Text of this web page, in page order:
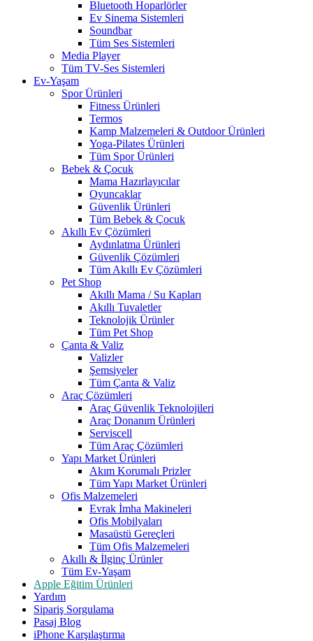
Bluetooth Hoparlörler
Ev Sinema Sistemleri
Soundbar
Tüm Ses Sistemleri
Media Player
Tüm TV-Ses Sistemleri
Ev-Yaşam
Spor Ürünleri
Fitness Ürünleri
Termos
Kamp Malzemeleri & Outdoor Ürünleri
Yoga-Pilates Ürünleri
Tüm Spor Ürünleri
Bebek & Çocuk
Mama Hazırlayıcılar
Oyuncaklar
Güvenlik Ürünleri
Tüm Bebek & Çocuk
Akıllı Ev Çözümleri
Aydınlatma Ürünleri
Güvenlik Çözümleri
Tüm Akıllı Ev Çözümleri
Pet Shop
Akıllı Mama / Su Kapları
Akıllı Tuvaletler
Teknolojik Ürünler
Tüm Pet Shop
Çanta & Valiz
Valizler
Şemsiyeler
Tüm Çanta & Valiz
Araç Çözümleri
Araç Güvenlik Teknolojileri
Araç Donanım Ürünleri
Serviscell
Tüm Araç Çözümleri
Yapı Market Ürünleri
Akım Korumalı Prizler
Tüm Yapı Market Ürünleri
Ofis Malzemeleri
Evrak İmha Makineleri
Ofis Mobilyaları
Masaüstü Gereçleri
Tüm Ofis Malzemeleri
Akıllı & İlginç Ürünler
Tüm Ev-Yaşam
Apple Eğitim Ürünleri
Yardım
Sipariş Sorgulama
Pasaj Blog
iPhone Karşılaştırma